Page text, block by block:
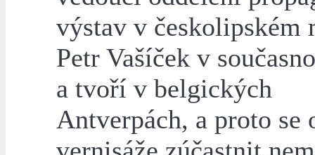
výstav v českolipském
Petr Vašíček v
a tvoří v belgických
Antverpách, a proto se